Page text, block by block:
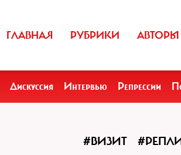
ГЛАВНАЯ РУБРИКИ АВТОРЫ
Дискуссия Интервью Репрессии
#ВИЗИТ